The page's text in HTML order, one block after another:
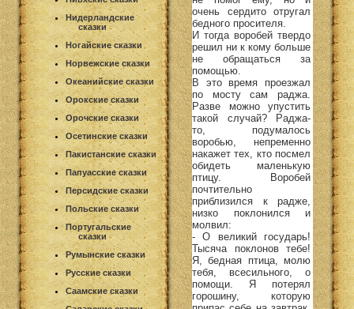
Нидерландские
сказки
Ногайские сказки
Норвежские сказки
Океанийские сказки
Орокские сказки
Орочские сказки
Осетинские сказки
Пакистанские сказки
Папуасские сказки
Персидские сказки
Польские сказки
Португальские
сказки
Румынские сказки
Русские сказки
Саамские сказки
очень сердито отругал
бедного просителя.
И тогда воробей твердо
решил ни к кому больше
не обращаться за
помощью.
В это время проезжал
по мосту сам раджа.
Разве можно упустить
такой случай? Раджа-
то, подумалось
воробью, непременно
накажет тех, кто посмел
обидеть маленькую
птицу. Воробей
почтительно
приблизился к радже,
низко поклонился и
молвил:
- О великий государь!
Тысяча поклонов тебе!
Я, бедная птица, молю
тебя, всесильного, о
помощи. Я потерял
горошину, которую